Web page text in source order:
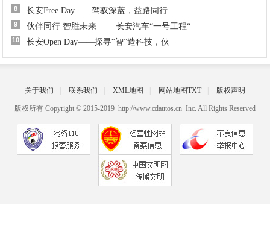
8 长安Free Day——驾驭深蓝，益路同行
9 伙伴同行 智胜未来 ——长安汽车“一号工程“
10 长安Open Day——探寻“智”造科技，伙
关于我们 联系我们 XML地图 网站地图TXT 版权声明
版权所有 Copyright © 2015-2019 http://www.cdautos.cn Inc. All Rights Reserved